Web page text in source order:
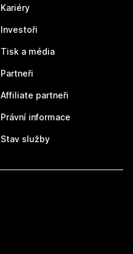
Kariéry
Investoři
Tisk a média
Partneři
Affiliate partneři
Právní informace
Stav služby